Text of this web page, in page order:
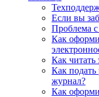
Если вы
Проблема
Как
Как читать
Как подать
журнал?
Как